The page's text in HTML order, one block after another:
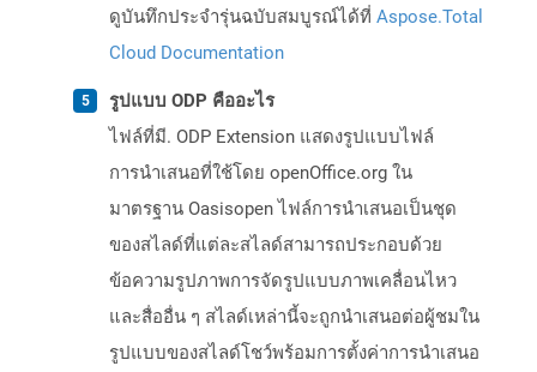
ดูบันทึกประจำรุ่นฉบับสมบูรณ์ได้ที่ Aspose.Total
Cloud Documentation
รูปแบบ ODP คืออะไร
ไฟล์ที่มี. ODP Extension แสดงรูปแบบไฟล์
การนำเสนอที่ใช้โดย openOffice.org ใน
มาตรฐาน Oasisopen ไฟล์การนำเสนอเป็นชุด
ของสไลด์ที่แต่ละสไลด์สามารถประกอบด้วย
ข้อความรูปภาพการจัดรูปแบบภาพเคลื่อนไหว
และสื่ออื่น ๆ สไลด์เหล่านี้จะถูกนำเสนอต่อผู้ชมใน
รูปแบบของสไลด์โชว์พร้อมการตั้งค่าการนำเสนอ